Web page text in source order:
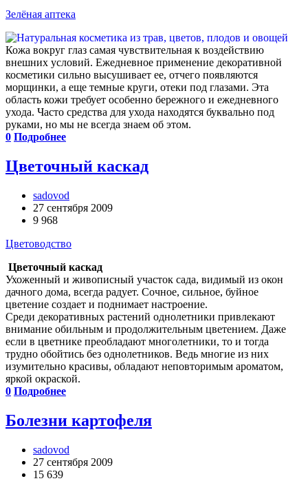
Зелёная аптека
Кожа вокруг глаз самая чувствительная к воздействию
внешних условий. Ежедневное применение декоративной
косметики сильно высушивает ее, отчего появляются
морщинки, а еще темные круги, отеки под глазами. Эта
область кожи требует особенно бережного и ежедневного
ухода. Часто средства для ухода находятся буквально под
руками, но мы не всегда знаем об этом.
0 Подробнее
Цветочный каскад
sadovod
27 сентября 2009
9 968
Цветоводство
Цветочный каскад
Ухоженный и живописный участок сада, видимый из окон
дачного дома, всегда радует. Сочное, сильное, буйное
цветение создает и поднимает настроение.
Среди декоративных растений однолетники привлекают
внимание обильным и продолжительным цветением. Даже
если в цветнике преобладают многолетники, то и тогда
трудно обойтись без однолетников. Ведь многие из них
изумительно красивы, обладают неповторимым ароматом,
яркой окраской.
0 Подробнее
Болезни картофеля
sadovod
27 сентября 2009
15 639